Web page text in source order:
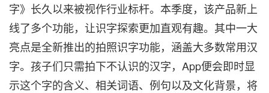
字》长久以来被视作行业标杆。本季度，该产品新上
线了多个功能，让识字探索更加直观有趣。其中一大
亮点是全新推出的拍照识字功能，涵盖大多数常用汉
字。孩子们只需拍下不认识的汉字，App便会即时显
示这个字的含义、相关词语、例句以及文化背景，将